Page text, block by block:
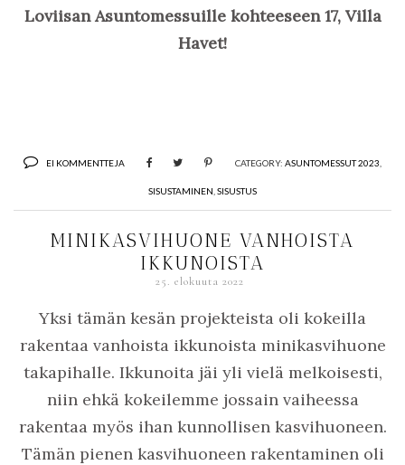
Loviisan Asuntomessuille kohteeseen 17, Villa
Havet!
EI KOMMENTTEJA CATEGORY: ASUNTOMESSUT 2023
SISUSTAMINEN SISUSTUS
MINIKASVIHUONE VANHOISTA
IKKUNOISTA
25. elokuuta 2022
Yksi tämän kesän projekteista oli kokeilla
rakentaa vanhoista ikkunoista minikasvihuone
takapihalle. Ikkunoita jäi yli vielä melkoisesti,
niin ehkä kokeilemme jossain vaiheessa
rakentaa myös ihan kunnollisen kasvihuoneen.
Tämän pienen kasvihuoneen rakentaminen oli